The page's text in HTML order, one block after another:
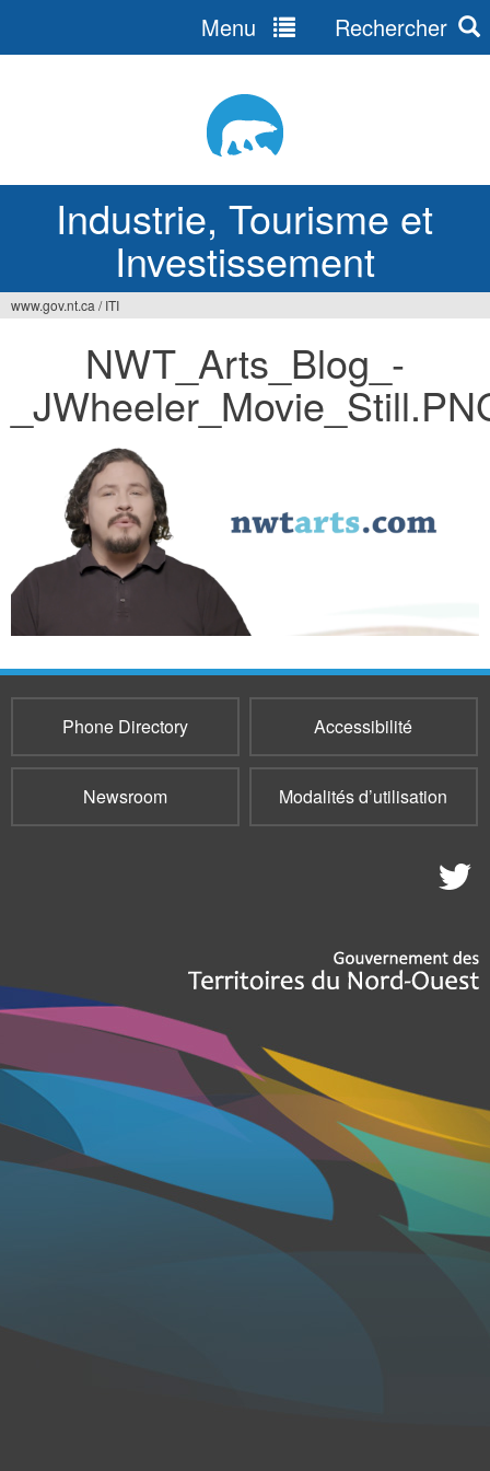
Industrie, Tourisme et
Investissement
Menu Rechercher
ici
www.gov.nt.ca / ITI
NWT_Arts_Blog_-
Phone Directory Accessibilité
Newsroom Modalités d’utilisation